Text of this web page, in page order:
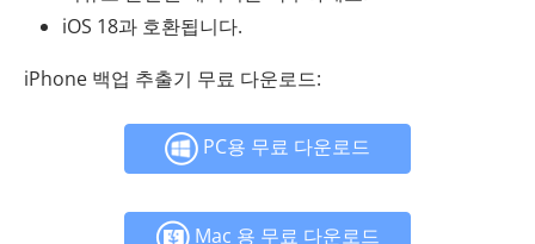
iOS 18과 호환됩니다.
iPhone 백업 추출기 무료 다운로드:
PC용 무료 다운로드
Mac 용 무료 다운로드